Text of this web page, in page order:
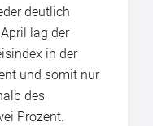
deutlich
lag der
in der
und somit nur
des
Prozent.